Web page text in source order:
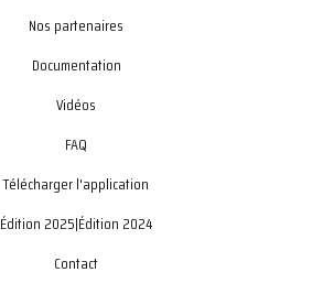
Nos partenaires
Documentation
Vidéos
FAQ
Télécharger l'application
Édition 2025|Édition 2024
Contact